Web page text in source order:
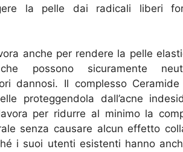
la pelle dai radicali liberi
anche per rendere la pelle
possono sicuramente
dannosi. Il complesso
proteggendola dall’acne
per ridurre al minimo la
senza causare alcun effetto
i suoi utenti esistenti hanno